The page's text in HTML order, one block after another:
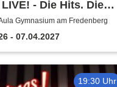
LIVE! - Die Hits. Die
Die Show.
Gymnasium am Fredenberg
- 07.04.2027
19:30 Uhr